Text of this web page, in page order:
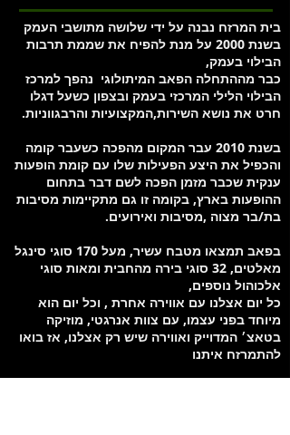
בית המרזח נבנה על ידי שלושה מתושבי העמק
בשנת 2000 על מנת להפיח את שממת תרבות
הבילוי בעמק,
כבר מההתחלה הפאב המיתולוגי נהפך למרכז
הבילוי הלילי המרכזי בעמק ובצפון כשעל דגלו
חרט את נושא השירות,המקצועיות והרבגווניות.
בשנת 2010 עבר המקום מהפכה כשעבר קומה
והכפיל את היצע הפעילות שלו עם קומת הופעות
ענקית שכבר מזמן הפכה לשם דבר בתחום
ההופעות בארץ, בקומה זו גם מתקיימות מסיבות
בת/בר מצוה ,מסיבות ואירועים.
בפאב תמצאו מטבח עשיר, מעל 170 סוגי סינגל
מאלטים, 32 סוגי בירה מהחבית ומאות סוגי
אלכוהול נוספים,
כל יום אצלנו עם אווירה אחרת , וכל יום הוא
מיוחד בפני עצמו, עם צוות אנרגטי, מוזיקה
בטאצ׳ המדוייק ואווירה שיש רק אצלנו, אז בואו
להתמרזח איתנו